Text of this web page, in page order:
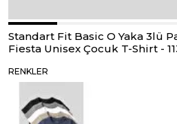
Standart Fit Basic O Yaka 3lü
Fiesta Unisex Çocuk T-Shirt -
RENKLER